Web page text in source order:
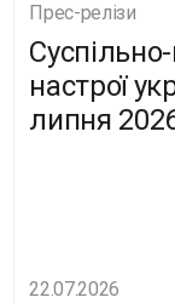
Прес-релізи
настрої
липня
22.07.2026